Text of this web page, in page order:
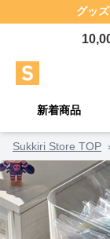
グッ
新着商品
Sukkiri Store TOP ›